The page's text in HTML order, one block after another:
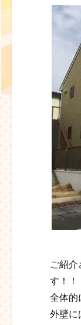
ご紹
す！！
全体的
外壁に